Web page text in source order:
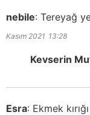
nebile: Tereyağ
Kasım 2021 13:28
Kevserin
Esra: Ekmek